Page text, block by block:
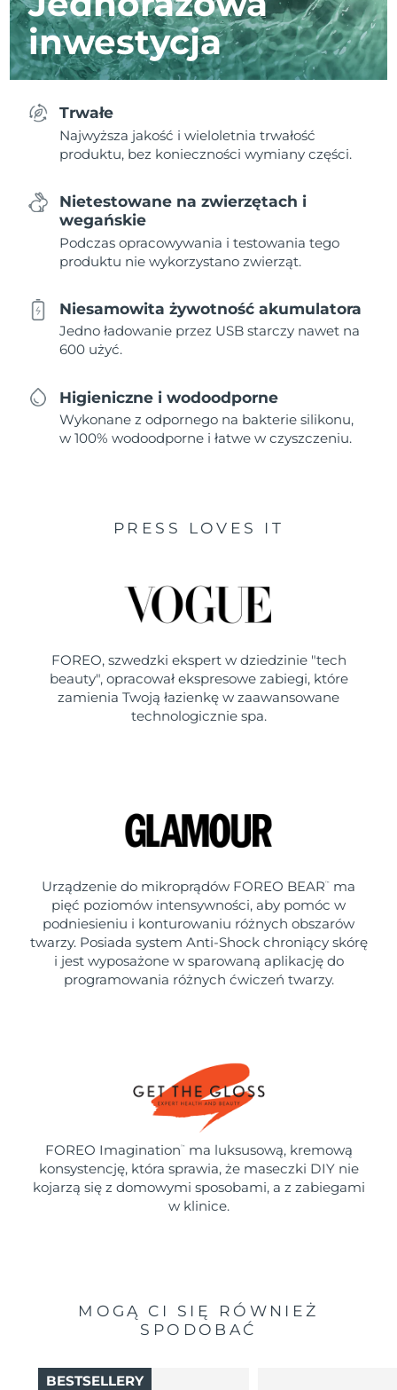
inwestycja
Trwałe
Najwyższa jakość i wieloletnia trwałość
produktu, bez konieczności wymiany części.
Nietestowane na zwierzętach i
wegańskie
Podczas opracowywania i testowania tego
produktu nie wykorzystano zwierząt.
Niesamowita żywotność akumulatora
Jedno ładowanie przez USB starczy nawet na
600 użyć.
Higieniczne i wodoodporne
Wykonane z odpornego na bakterie silikonu,
w 100% wodoodporne i łatwe w czyszczeniu.
PRESS LOVES IT
FOREO, szwedzki ekspert w dziedzinie "tech
beauty", opracował ekspresowe zabiegi, które
zamienia Twoją łazienkę w zaawansowane
technologicznie spa.
Urządzenie do mikroprądów FOREO BEAR ™
ma
pięć poziomów intensywności, aby pomóc w
podniesieniu i konturowaniu różnych obszarów
twarzy. Posiada system Anti-Shock chroniący skórę
i jest wyposażone w sparowaną aplikację do
programowania różnych ćwiczeń twarzy.
FOREO Imagination ™
ma luksusową, kremową
konsystencję, która sprawia, że maseczki DIY nie
kojarzą się z domowymi sposobami, a z zabiegami
w klinice.
MOGĄ CI SIĘ RÓWNIEŻ
SPODOBAĆ
BESTSELLERY